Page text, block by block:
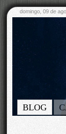
domingo, 09 de
BLOG